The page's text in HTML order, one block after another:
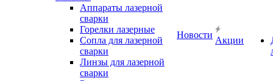
Аппараты лазерной
сварки
Горелки лазерные
Сопла для лазерной
сварки
Линзы для лазерной
сварки
Новости
Акции